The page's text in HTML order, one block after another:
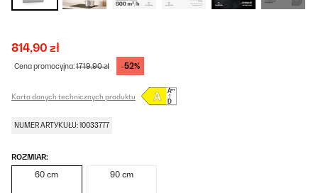
814,90 zł
Cena promocyjna:1719,90 zł -52%
Karta danych technicznych produktu
NUMER ARTYKUŁU: 10033777
ROZMIAR:
60 cm 90 cm